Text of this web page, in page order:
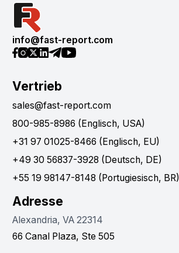
info@fast-report.com
Vertrieb
sales@fast-report.com
800-985-8986 (Englisch, USA)
+31 97 01025-8466 (Englisch, EU)
+49 30 56837-3928 (Deutsch, DE)
+55 19 98147-8148 (Portugiesisch, BR)
Adresse
Alexandria, VA 22314
66 Canal Plaza, Ste 505